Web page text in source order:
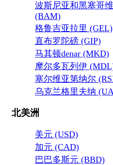
波斯尼亚和黑塞哥
(BAM)
格鲁吉亚拉里 (GEL)
直布罗陀磅 (GIP)
马其顿denar (MKD)
摩尔多瓦列伊
塞尔维亚第纳尔
乌克兰格里夫纳
北美洲
美元 (USD)
加元 (CAD)
巴巴多斯元 (BBD)